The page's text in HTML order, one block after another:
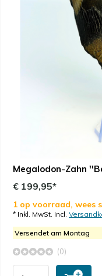
Megalodon-Zahn
€ 199,95*
1 op voorraad, wees
* Inkl. MwSt. Incl.
Versendet am Montag
(0)